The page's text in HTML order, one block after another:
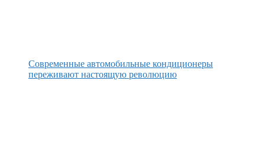
Современные автомобильные кондиционеры
переживают настоящую революцию